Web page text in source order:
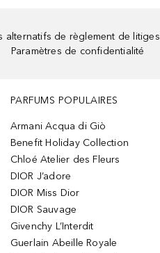
alternatifs de règlement de litiges
Paramètres de confidentialité
PARFUMS POPULAIRES
Armani Acqua di Giò
Benefit Holiday Collection
Chloé Atelier des Fleurs
DIOR J’adore
DIOR Miss Dior
DIOR Sauvage
Givenchy L’Interdit
Guerlain Abeille Royale